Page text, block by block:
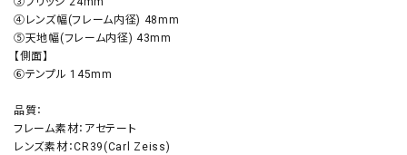
④レンズ幅(フレーム内径) 48mm
⑤天地幅(フレーム内径) 43mm
【側面】
⑥テンプル 145mm
品質：
フレーム素材：アセテート
レンズ素材：CR39(Carl Zeiss)